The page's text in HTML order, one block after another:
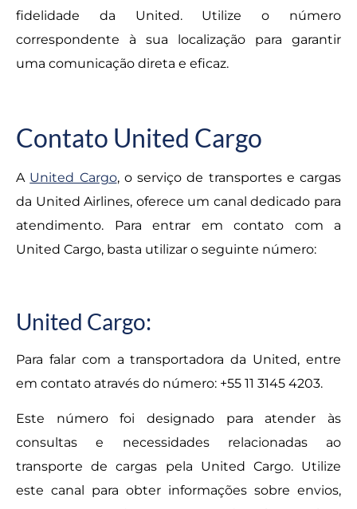
fidelidade da United. Utilize o número
correspondente à sua localização para garantir
uma comunicação direta e eficaz.
Contato United Cargo
A United Cargo, o serviço de transportes e cargas
da United Airlines, oferece um canal dedicado para
atendimento. Para entrar em contato com a
United Cargo, basta utilizar o seguinte número:
United Cargo:
Para falar com a transportadora da United, entre
em contato através do número: +55 11 3145 4203.
Este número foi designado para atender às
consultas e necessidades relacionadas ao
transporte de cargas pela United Cargo. Utilize
este canal para obter informações sobre envios,